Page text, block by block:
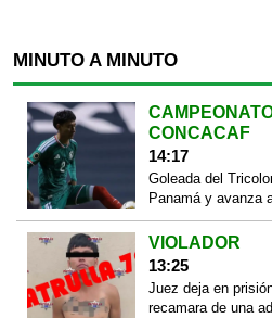
MINUTO A MINUTO
CONCACAF
14:17
Goleada del
Panamá y avanza
VIOLADOR
13:25
Juez deja en
recamara de una